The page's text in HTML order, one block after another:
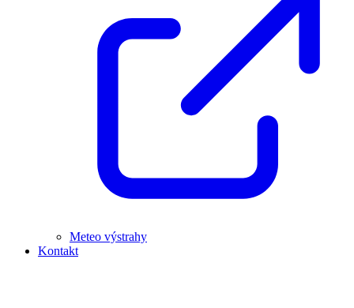
Meteo výstrahy
Kontakt